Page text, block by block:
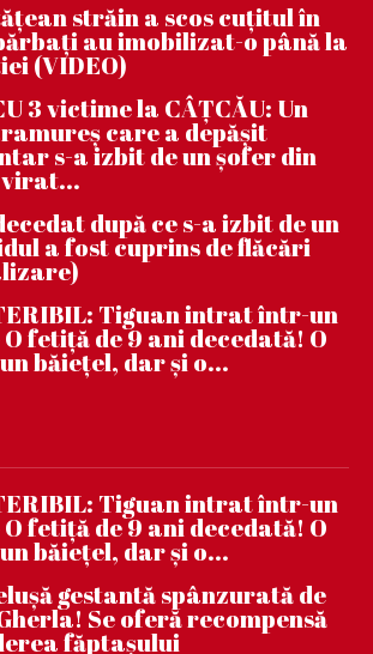
străin a scos cuțitul în
au imobilizat-o până la
(VIDEO)
3 victime la CÂȚCĂU: Un
care a depășit
s-a izbit de un șofer din
virat...
după ce s-a izbit de un
a fost cuprins de flăcări
Tiguan intrat într-un
O fetiță de 9 ani decedată! O
băiețel, dar și o...
Tiguan intrat într-un
O fetiță de 9 ani decedată! O
băiețel, dar și o...
gestantă spânzurată de
Se oferă recompensă
făptaşului